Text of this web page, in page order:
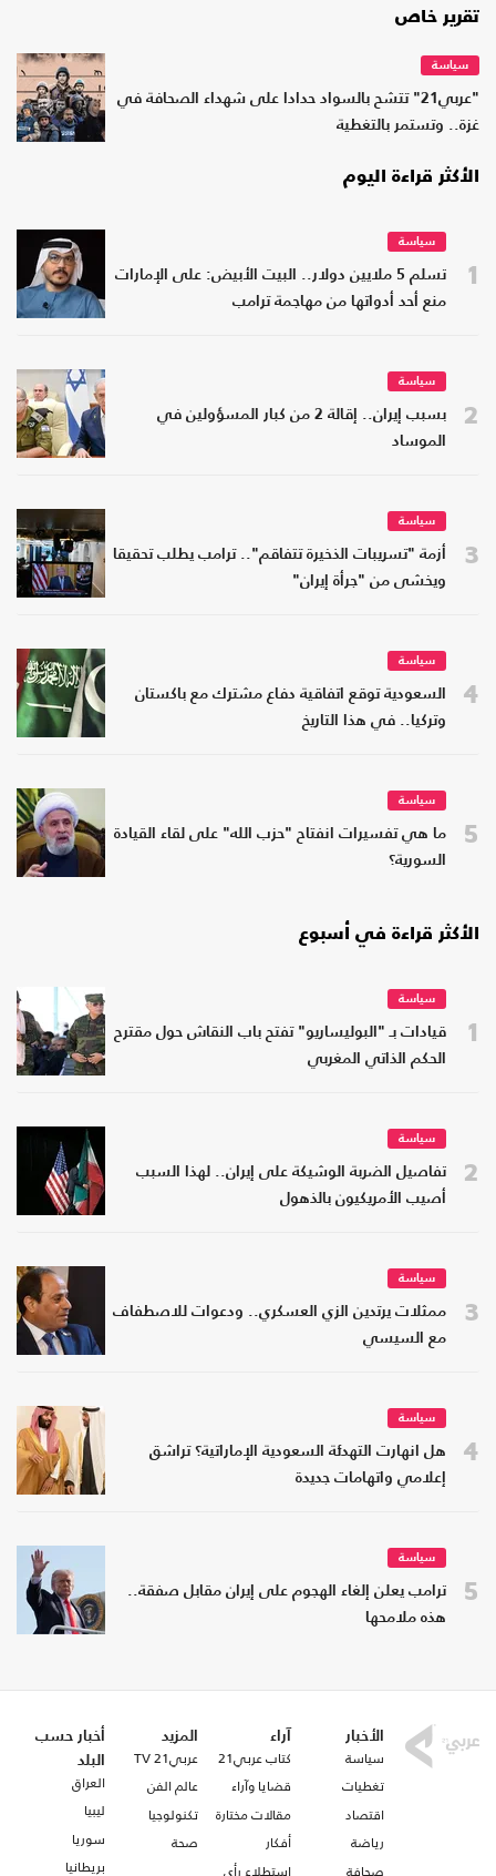
تقرير خاص
سياسة
"عربي21" تتشح بالسواد حدادا على شهداء الصحافة في
غزة.. وتستمر بالتغطية
الأكثر قراءة اليوم
1
سياسة
تسلم 5 ملايين دولار.. البيت الأبيض: على الإمارات
منع أحد أدواتها من مهاجمة ترامب
2
سياسة
بسبب إيران.. إقالة 2 من كبار المسؤولين في
الموساد
3
سياسة
أزمة "تسريبات الذخيرة تتفاقم".. ترامب يطلب تحقيقا
ويخشى من "جرأة إيران"
4
سياسة
السعودية توقع اتفاقية دفاع مشترك مع باكستان
وتركيا.. في هذا التاريخ
5
سياسة
ما هي تفسيرات انفتاح "حزب الله" على لقاء القيادة
السورية؟
الأكثر قراءة في أسبوع
1
سياسة
قيادات بـ "البوليساريو" تفتح باب النقاش حول مقترح
الحكم الذاتي المغربي
2
سياسة
تفاصيل الضربة الوشيكة على إيران.. لهذا السبب
أصيب الأمريكيون بالذهول
3
سياسة
ممثلات يرتدين الزي العسكري.. ودعوات للاصطفاف
مع السيسي
4
سياسة
هل انهارت التهدئة السعودية الإماراتية؟ تراشق
إعلامي واتهامات جديدة
5
سياسة
ترامب يعلن إلغاء الهجوم على إيران مقابل صفقة..
هذه ملامحها
الأخبار
سياسة
تغطيات
اقتصاد
رياضة
صحافة
آراء
كتاب عربي21
قضايا وآراء
مقالات مختارة
أفكار
استطلاع رأي
المزيد
عربي21 TV
عالم الفن
تكنولوجيا
صحة
أخبار حسب
البلد
العراق
ليبيا
سوريا
بريطانيا